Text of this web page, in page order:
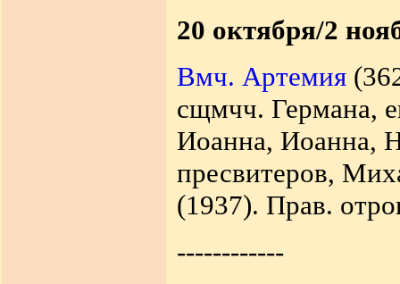
20 октября/2
Вмч. Артемия
сщмчч. Германа,
Иоанна, Иоанна,
пресвитеров,
(1937). Прав.
------------